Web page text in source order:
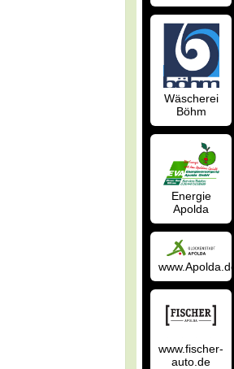
Wäscherei
Böhm
Energie
Apolda
www.Apolda.de
www.fischer-
auto.de